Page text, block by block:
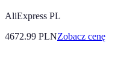
AliExpress PL
4672.99 PLNZobacz cenę